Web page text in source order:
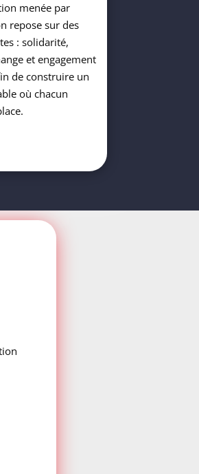
menée par
repose sur des
: solidarité,
et engagement
de construire un
où chacun